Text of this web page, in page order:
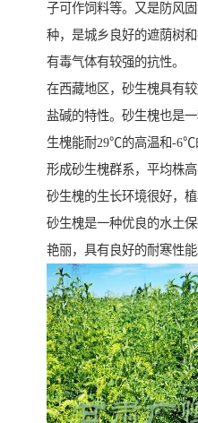
子可作饲料等。又是防风
种，是城乡良好的遮荫树
有毒气体有较强的抗性。
在西藏地区，砂生槐具有
盐碱的特性。砂生槐也是
生槐能耐29℃的高温和-6℃
形成砂生槐群系，平均株
砂生槐的生长环境很好，
砂生槐是一种优良的水土
艳丽，具有良好的耐寒性能